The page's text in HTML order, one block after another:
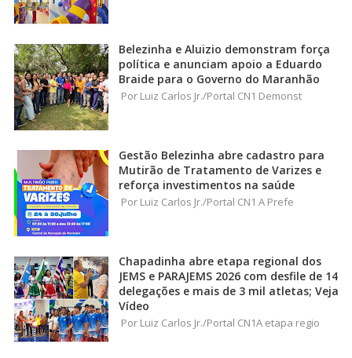
Belezinha e Aluizio demonstram força
política e anunciam apoio a Eduardo
Braide para o Governo do Maranhão
Por Luiz Carlos Jr./Portal CN1 Demonst
Gestão Belezinha abre cadastro para
Mutirão de Tratamento de Varizes e
reforça investimentos na saúde
Por Luiz Carlos Jr./Portal CN1 A Prefe
Chapadinha abre etapa regional dos
JEMS e PARAJEMS 2026 com desfile de 14
delegações e mais de 3 mil atletas; Veja
Vídeo
Por Luiz Carlos Jr./Portal CN1A etapa regio